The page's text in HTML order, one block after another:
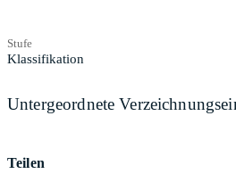
Stufe
Klassifikation
Untergeordnete
Teilen